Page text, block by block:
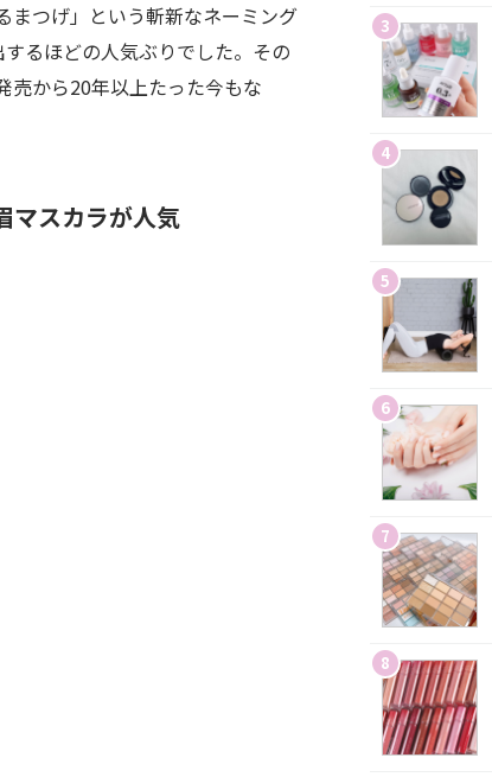
まつげ」という斬新なネーミング
るほどの人気ぶりでした。その
売から20年以上たった今もな
マスカラが人気
3
4
5
6
7
8